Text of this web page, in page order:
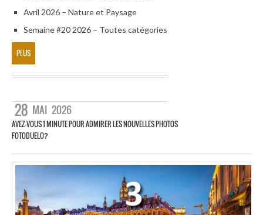
Avril 2026 – Nature et Paysage
Semaine #20 2026 – Toutes catégories
PLUS
28 MAI 2026
AVEZ-VOUS 1 MINUTE POUR ADMIRER LES NOUVELLES PHOTOS
FOTODUELO?